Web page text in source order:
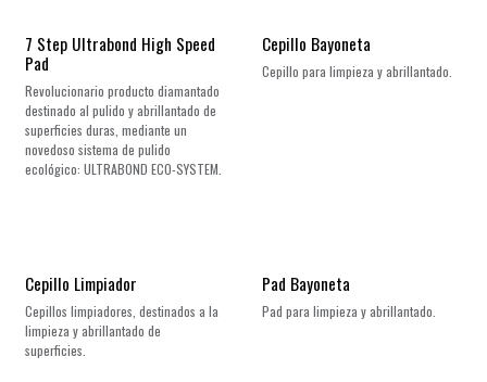
¡Nuevo!
7 Step Ultrabond High Speed
Pad
Revolucionario producto diamantado
destinado al pulido y abrillantado de
superficies duras, mediante un
novedoso sistema de pulido
ecológico: ULTRABOND ECO-SYSTEM.
Cepillo Bayoneta
Cepillo para limpieza y abrillantado.
Cepillo Limpiador
Cepillos limpiadores, destinados a la
limpieza y abrillantado de
superficies.
Pad Bayoneta
Pad para limpieza y abrillantado.